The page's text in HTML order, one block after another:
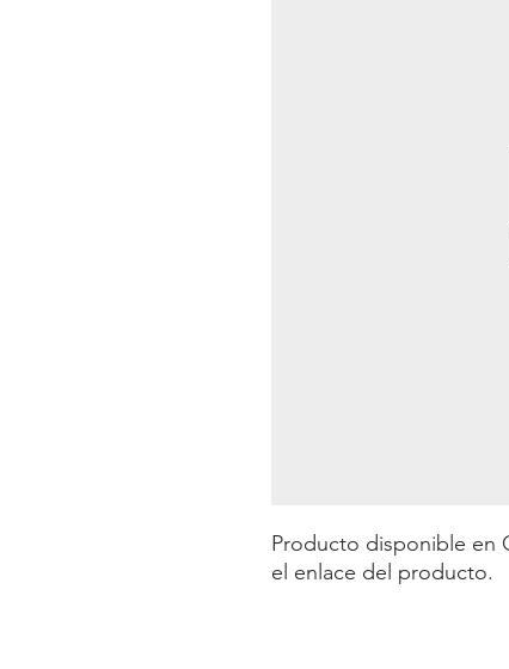
Producto disponible en
el enlace del producto.